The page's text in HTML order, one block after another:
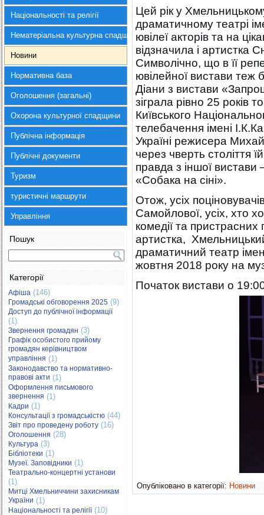
Національності та релігії
Нематеріальна культурна спадщина
Новини
Нормативна база
Оголошення (загальні)
Охорона культурної спадщини
Публічна інформація
Публічні документи
Туризм
туристичні маршрути
Управління
Пошук
Категорії
Афіша (146)
Громадські обговорення 2025 (9)
Доступ до публічної інформації
(1)
Звернення громадян (3)
Графік особистого прийому
громадян керівництвом
управління (1)
Законодавство та нормативно-
правові акти (1)
Оформлення письмового
звернення (1)
Кадри (1)
Консультації з громадськістю (44)
Звіт про проведену роботу (16)
Оголошення (28)
Культура (3)
Бібліотеки (1)
Музеї. Заповідники (1)
Театрально-концертні установи
(1)
Митці Хмельниччини захисникам
України (1)
Національності та релігії(10)
Цей рік у
драматичному театрі
ювілеї акторів та на
відзначила і артистка
Символічно, що в її
ювілейної вистави теж
Діани з вистави
зіграла рівно 25 років
Київського
телебачення імені
Україні режисера
через чверть століття
правда з іншої вистави
«Собака на сіні».
Отож, усіх
Самойлової, усіх, хто
комедії та пристрасних
артистка,
драматичний театр
жовтня 2018 року на
Початок вистави о
Опубліковано в категорії: Новини